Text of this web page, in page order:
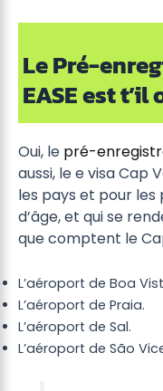
Le Pré-
EASEest t’il
Oui, le pré-
aussi, le e visa Cap
les pays et pour les
d’âge, et qui se
que comptent le
L’aéroport de Boa
L’aéroport de Praia.
L’aéroport de Sal.
L’aéroport de São